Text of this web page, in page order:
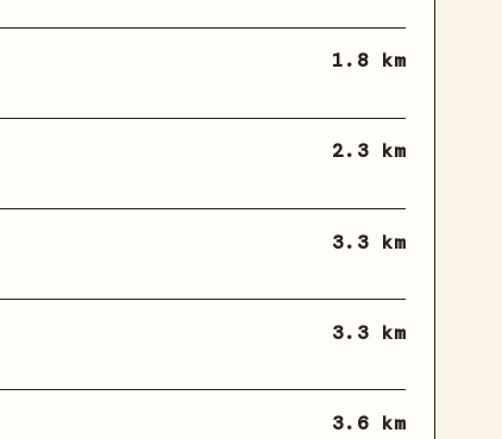
1.8 km
2.3 km
3.3 km
3.3 km
3.6 km